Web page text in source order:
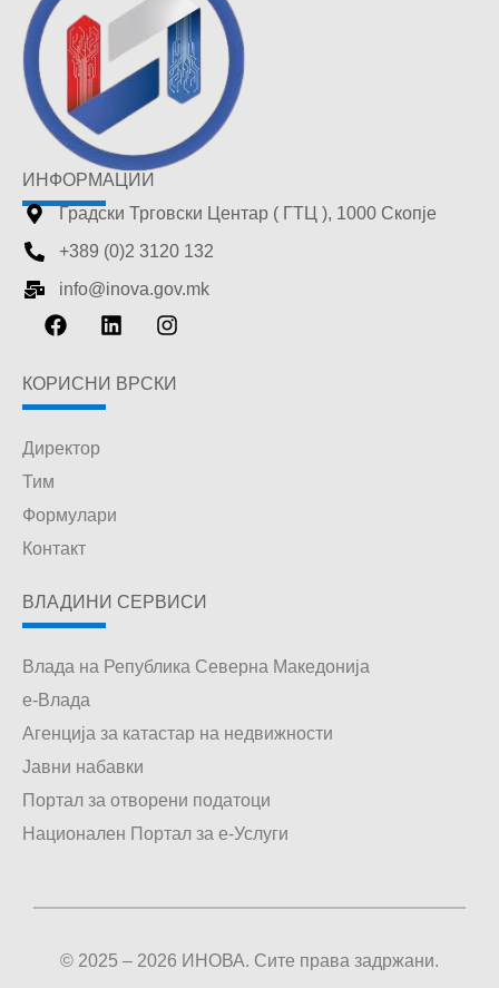
ИНФОРМАЦИИ
Градски Трговски Центар ( ГТЦ ), 1000 Скопје
+389 (0)2 3120 132
info@inova.gov.mk
КОРИСНИ ВРСКИ
Директор
Тим
Формулари
Контакт
ВЛАДИНИ СЕРВИСИ
Влада на Република Северна Македонија
е-Влада
Агенција за катастар на недвижности
Јавни набавки
Портал за отворени податоци
Национален Портал за е-Услуги
© 2025 – 2026 ИНОВА. Сите права задржани.